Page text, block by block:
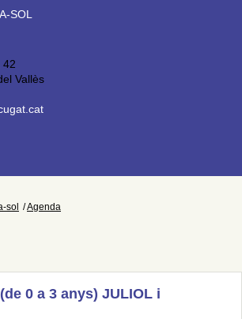
SOL
42
Vallès
sol Agenda
0 a 3 anys) JULIOL i